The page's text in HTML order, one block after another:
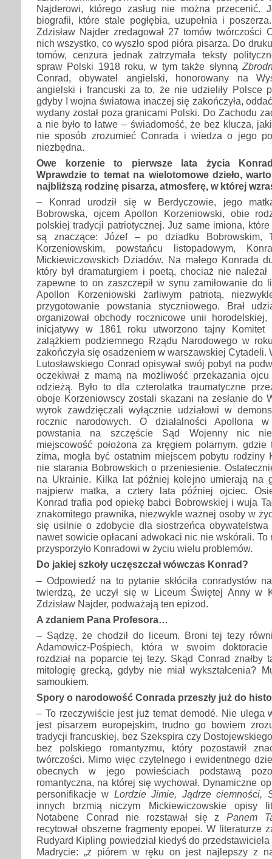
Najderowi, którego zasług nie można przecenić.
biografii, które stale pogłębia, uzupełnia i
Zdzisław Najder zredagował 27 tomów twórczości
nich wszystko, co wyszło spod pióra pisarza. Do
tomów, cenzura jednak zatrzymała teksty
spraw Polski 1918 roku, w tym także słynną
Conrad, obywatel angielski, honorowany na
angielski i francuski za to, że nie udzieliły Polsce
gdyby I wojna światowa inaczej się zakończyła,
wydany został poza granicami Polski. Do Zachodu
a nie było to łatwe – świadomość, że bez klucza,
nie sposób zrozumieć Conrada i wiedza o jego
niezbędna.
Owe korzenie to pierwsze lata życia
Wprawdzie to temat na wielotomowe dzieło,
najbliższą rodzinę pisarza, atmosferę, w której
– Konrad urodził się w Berdyczowie, jego
Bobrowska, ojcem Apollon Korzeniowski, obie
polskiej tradycji patriotycznej. Już same imiona,
są znaczące: Józef – po dziadku Bobrowskim,
Korzeniowskim, powstańcu listopadowym,
Mickiewiczowskich Dziadów. Na małego Konrada
który był dramaturgiem i poetą, chociaż nie
zapewne to on zaszczepił w synu zamiłowanie do
Apollon Korzeniowski żarliwym patriotą,
przygotowanie powstania styczniowego. Brał
organizował obchody rocznicowe unii
inicjatywy w 1861 roku utworzono tajny Komitet
zalążkiem podziemnego Rządu Narodowego w
zakończyła się osadzeniem w warszawskiej Cytadeli.
Lutosławskiego Conrad opisywał swój pobyt na
oczekiwał z mamą na możliwość przekazania
odzieżą. Było to dla czterolatka traumatyczne
oboje Korzeniowscy zostali skazani na zesłanie do
wyrok zawdzięczali wyłącznie udziałowi w
rocznic narodowych. O działalności Apollona
powstania na szczęście Sąd Wojenny nic nie
miejscowość położona za kręgiem polarnym,
zima, mogła być ostatnim miejscem pobytu rodziny
nie starania Bobrowskich o przeniesienie.
na Ukrainie. Kilka lat później kolejno umierają na
najpierw matka, a cztery lata później ojciec.
Konrad trafia pod opiekę babci Bobrowskiej i wuja
znakomitego prawnika, niezwykle ważnej osoby w
się usilnie o zdobycie dla siostrzeńca obywatelstwa
nawet sowicie opłacani adwokaci nic nie wskórali.
przysporzyło Konradowi w życiu wielu problemów.
Do jakiej szkoły uczęszczał wówczas Konrad?
– Odpowiedź na to pytanie skłóciła conradystów
twierdzą, że uczył się w Liceum Świętej Anny w
Zdzisław Najder, podważają ten epizod.
A zdaniem Pana Profesora…
– Sądzę, że chodził do liceum. Broni tej tezy
Adamowicz-Pośpiech, która w swoim doktoracie
rozdział na poparcie tej tezy. Skąd Conrad znałby
mitologię grecką, gdyby nie miał wykształcenia?
samoukiem.
Spory o narodowość Conrada przeszły już do
– To rzeczywiście jest już temat demodé. Nie ulega
jest pisarzem europejskim, trudno go bowiem
tradycji francuskiej, bez Szekspira czy
bez polskiego romantyzmu, który pozostawił
twórczości. Mimo więc czytelnego i ewidentnego
obecnych w jego powieściach podstawą
romantyczna, na której się wychował. Dynamiczne
personifikacje w Lordzie Jimie, Jądrze ciemności,
innych brzmią niczym Mickiewiczowskie opisy
Notabene Conrad nie rozstawał się zPanem
recytował obszerne fragmenty epopei. W literaturze
Rudyard Kipling powiedział kiedyś do
Madrycie: „z piórem w ręku on jest najlepszy z